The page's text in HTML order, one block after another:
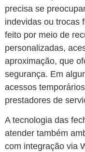
precisa se
indevidas ou trocas
feito por meio de
personalizadas,
aproximação, que
segurança. Em
acessos
prestadores de
A tecnologia das
atender também
com integração via